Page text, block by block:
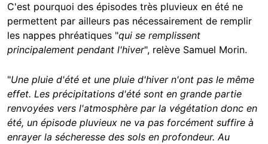
C'est pourquoi des épisodes très pluvieux en été ne
permettent par ailleurs pas nécessairement de remplir
les nappes phréatiques "qui se remplissent
principalement pendant l'hiver", relève Samuel Morin.
"Une pluie d'été et une pluie d'hiver n'ont pas le même
effet. Les précipitations d'été sont en grande partie
renvoyées vers l'atmosphère par la végétation donc en
été, un épisode pluvieux ne va pas forcément suffire à
enrayer la sécheresse des sols en profondeur. Au